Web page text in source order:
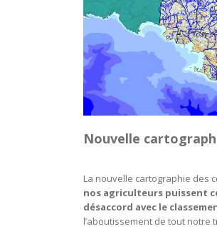
Nouvelle
La nouvelle cartographie des
nos agriculteurs puissent
désaccord avec le
l’aboutissement de tout notre